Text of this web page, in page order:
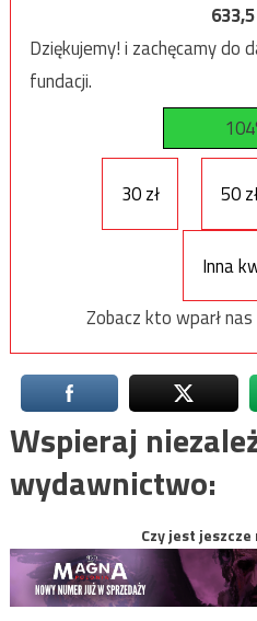
633,5
Dziękujemy! i zachęcamy do
fundacji.
30 zł 50
Inna
Zobacz kto wparł
Wspieraj
wydawnictwo:
Czy jest